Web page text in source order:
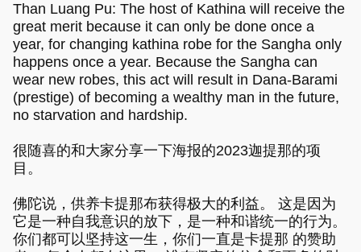
Than Luang Pu: The host of Kathina will receive the
great merit because it can only be done once a
year, for changing kathina robe for the Sangha only
happens once a year. Because the Sangha can
wear new robes, this act will result in Dana-Barami
(prestige) of becoming a wealthy man in the future,
no starvation and hardship.
很随喜的和大家分享一下海报的2023迦提那的项
目。
佛陀说，供养卡提那布获得极大的利益。 这是因为
它是一种自我意识的放下，是一种和谐统一的行为。
你们都可以坚持这一生，你们一直是卡提那 的赞助